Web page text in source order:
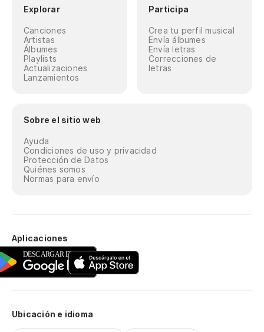
Explorar
Canciones
Artistas
Álbumes
Playlists
Actualizaciones
Lanzamientos
Participa
Crea tu perfil musical
Envía álbumes
Envía letras
Correcciones de
letras
Sobre el sitio web
Ayuda
Condiciones de uso y privacidad
Protección de Datos
Quiénes somos
Normas para envío
Aplicaciones
Ubicación e idioma